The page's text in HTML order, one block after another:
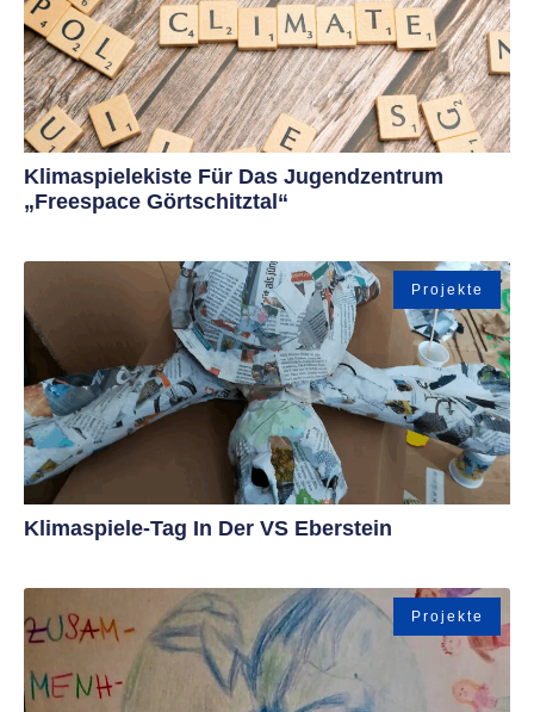
Klimaspielekiste Für Das Jugendzentrum
„Freespace Görtschitztal“
Projekte
Klimaspiele-Tag In Der VS Eberstein
Projekte